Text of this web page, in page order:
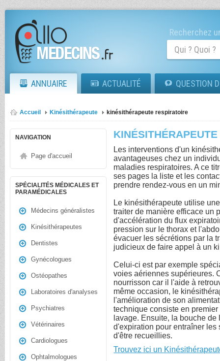
Recherchez
ANNUAIRE ACTUALITÉ QUESTION
Accueil Kinésithérapeute kinésithérapeute respiratoire
NAVIGATION
Page d'accueil
SPÉCIALITÉS MÉDICALES ET
PARAMÉDICALES
Médecins généralistes
Kinésithérapeutes
Dentistes
Gynécologues
Ostéopathes
Laboratoires d'analyses
Psychiatres
Vétérinaires
Cardiologues
Ophtalmologues
Les interventions d'un
avantageuses chez un
maladies respiratoires. A ce
ses pages la liste et les
prendre rendez-vous en un
Le kinésithérapeute utilise
traiter de manière efficace un
d'accélération du flux
pression sur le thorax et
évacuer les sécrétions par la
judicieux de faire appel à un
Celui-ci est par exemple
voies aériennes supérieures.
nourrisson car il l'aide à
même occasion, le
l'amélioration de son
technique consiste en
lavage. Ensuite, la bouche
d'expiration pour entraîner
d'être recueillies.
Trouvez ici un